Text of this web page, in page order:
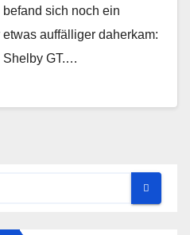
sich noch ein
auffälliger daherkam:
Shelby GT.…